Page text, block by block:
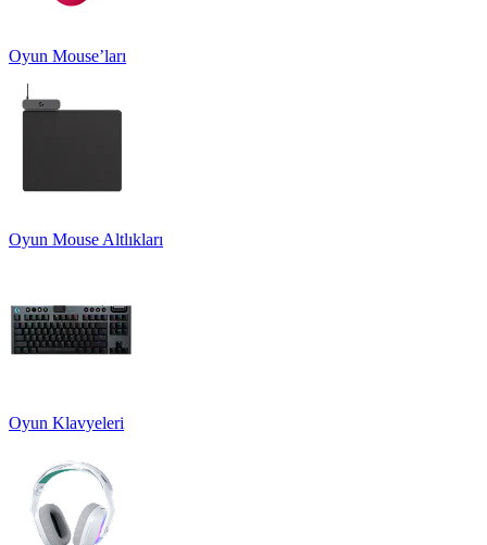
Oyun Mouse’ları
Oyun Mouse Altlıkları
Oyun Klavyeleri